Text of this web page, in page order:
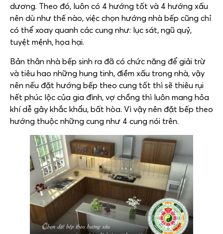
dương. Theo đó, luôn có 4 hướng tốt và 4 hướng xấu
nên dù như thế nào, việc chọn hướng nhà bếp cũng chỉ
có thể xoay quanh các cung như: lục sát, ngũ quỷ,
tuyệt mệnh, họa hại.
Bản thân nhà bếp sinh ra đã có chức năng để giải trừ
và tiêu hao những hung tinh, điềm xấu trong nhà, vậy
nên nếu đặt hướng bếp theo cung tốt thì sẽ thiêu rụi
hết phúc lộc của gia đình, vợ chồng thì luôn mang hỏa
khí dễ gây khắc khẩu, bất hòa. Vì vậy nên đặt bếp theo
hướng thuộc những cung như 4 cung nói trên.